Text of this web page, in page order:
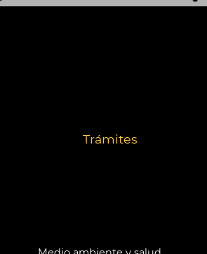
Trámites